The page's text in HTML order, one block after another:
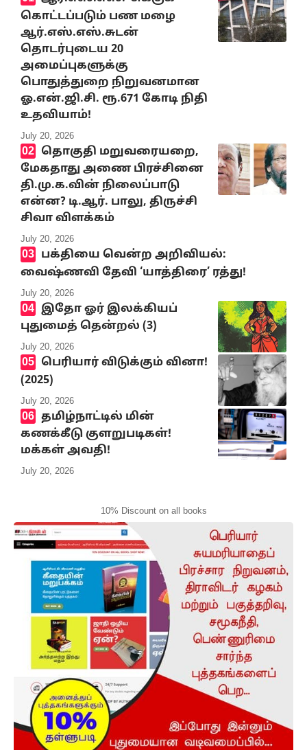
கொட்டப்படும் பண மழை
ஆர்.எஸ்.எஸ்.சுடன்
தொடர்புடைய 20
அமைப்புகளுக்கு
பொதுத்துறை நிறுவனமான
ஓ.என்.ஜி.சி. ரூ.671 கோடி நிதி
உதவியாம்!
July 20, 2026
தொகுதி மறுவரையறை,
மேகதாது அணை பிரச்சினை
தி.மு.க.வின் நிலைப்பாடு
என்ன? டி.ஆர். பாலு, திருச்சி
சிவா விளக்கம்
July 20, 2026
பக்தியை வென்ற அறிவியல்:
வைஷ்ணவி தேவி ‘யாத்திரை’ ரத்து!
July 20, 2026
இதோ ஓர் இலக்கியப்
புதுமைத் தென்றல் (3)
July 20, 2026
பெரியார் விடுக்கும் வினா!
(2025)
July 20, 2026
தமிழ்நாட்டில் மின்
கணக்கீடு குளறுபடிகள்!
மக்கள் அவதி!
July 20, 2026
10% Discount on all books